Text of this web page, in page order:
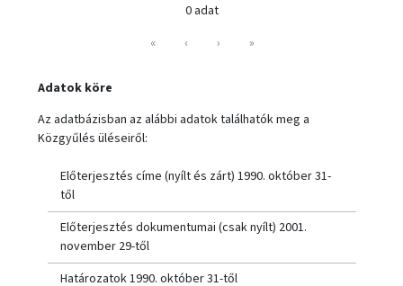
0 adat
«
‹ › »
Adatok köre
Az adatbázisban az alábbi adatok találhatók meg a
Közgyűlés üléseiről:
Előterjesztés címe (nyílt és zárt) 1990. október 31-
től
Előterjesztés dokumentumai (csak nyílt) 2001.
november 29-től
Határozatok 1990. október 31-től